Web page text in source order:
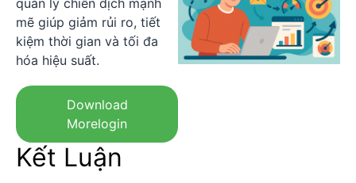
mẽ giúp giảm rủi ro, tiết
kiệm thời gian và tối đa
hóa hiệu suất.
Download
Morelogin
Kết Luận